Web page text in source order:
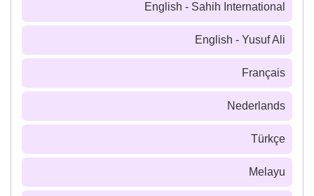
English - Sahih International
English - Yusuf Ali
Français
Nederlands
Türkçe
Melayu